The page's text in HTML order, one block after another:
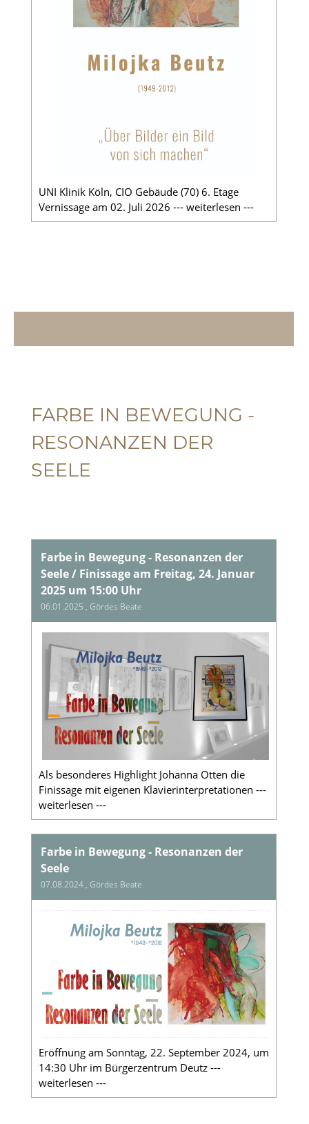
UNI Klinik Köln, CIO Gebäude (70) 6. Etage
Vernissage am 02. Juli 2026 --- weiterlesen ---
FARBE IN BEWEGUNG -
RESONANZEN DER
SEELE
Farbe in Bewegung - Resonanzen der
Seele / Finissage am Freitag, 24. Januar
2025 um 15:00 Uhr
06.01.2025 , Gördes Beate
Als besonderes Highlight Johanna Otten die
Finissage mit eigenen Klavierinterpretationen ---
weiterlesen ---
Farbe in Bewegung - Resonanzen der
Seele
07.08.2024 , Gördes Beate
Eröffnung am Sonntag, 22. September 2024, um
14:30 Uhr im Bürgerzentrum Deutz ---
weiterlesen ---